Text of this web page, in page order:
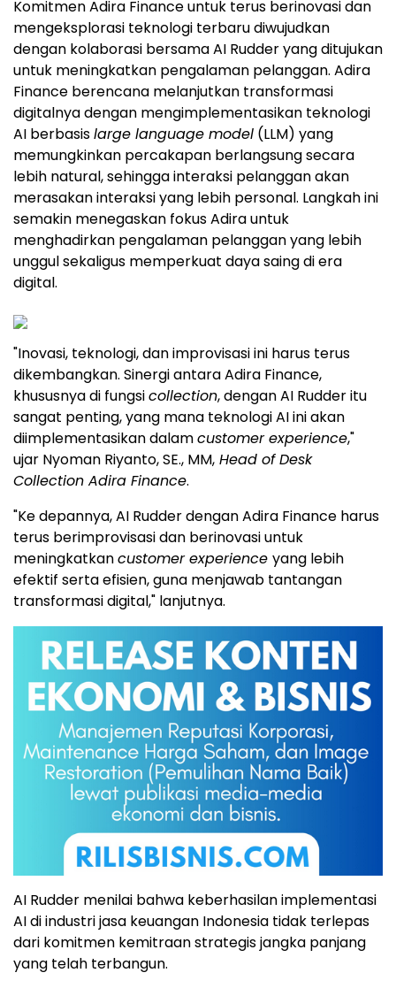
Komitmen Adira Finance untuk terus berinovasi dan
mengeksplorasi teknologi terbaru diwujudkan
dengan kolaborasi bersama AI Rudder yang ditujukan
untuk meningkatkan pengalaman pelanggan. Adira
Finance berencana melanjutkan transformasi
digitalnya dengan mengimplementasikan teknologi
AI berbasislarge language model (LLM) yang
memungkinkan percakapan berlangsung secara
lebih natural, sehingga interaksi pelanggan akan
merasakan interaksi yang lebih personal. Langkah ini
semakin menegaskan fokus Adira untuk
menghadirkan pengalaman pelanggan yang lebih
unggul sekaligus memperkuat daya saing di era
digital.
"Inovasi, teknologi, dan improvisasi ini harus terus
dikembangkan. Sinergi antara Adira Finance,
khususnya di fungsicollection, dengan AI Rudder itu
sangat penting, yang mana teknologi AI ini akan
diimplementasikan dalamcustomer experience,"
ujar Nyoman Riyanto, SE., MM, Head of Desk
Collection Adira Finance.
"Ke depannya, AI Rudder dengan Adira Finance harus
terus berimprovisasi dan berinovasi untuk
meningkatkancustomer experience yang lebih
efektif serta efisien, guna menjawab tantangan
transformasi digital," lanjutnya.
AI Rudder menilai bahwa keberhasilan implementasi
AI di industri jasa keuangan Indonesia tidak terlepas
dari komitmen kemitraan strategis jangka panjang
yang telah terbangun.